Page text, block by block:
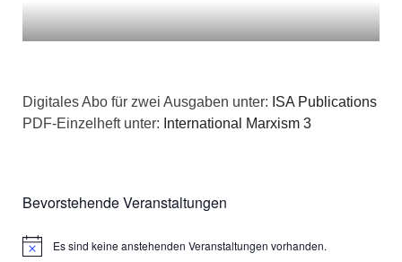
Digitales Abo für zwei Ausgaben unter: ISA Publications
PDF-Einzelheft unter: International Marxism 3
Bevorstehende Veranstaltungen
HinweisEs sind keine anstehenden Veranstaltungen vorhanden.